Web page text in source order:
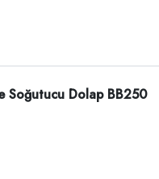
Soğutucu Dolap BB250